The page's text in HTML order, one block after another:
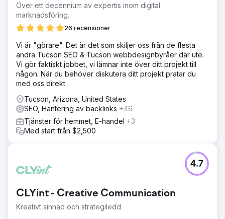
Över ett decennium av expertis inom digital
marknadsföring.
26 recensioner
Vi är "görare". Det är det som skiljer oss från de flesta
andra Tucson SEO & Tucson webbdesignbyråer där ute.
Vi gör faktiskt jobbet, vi lämnar inte över ditt projekt till
någon. När du behöver diskutera ditt projekt pratar du
med oss direkt.
Tucson, Arizona, United States
SEO, Hantering av backlinks +46
Tjänster för hemmet, E-handel +3
Med start från $2,500
CLYint - Creative Communication
Kreativt sinnad och strategiledd
4.7